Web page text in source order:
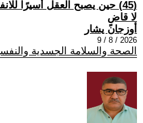
(45) حين يصبح العقل أسيرًا
لا قاضٍ
أوزجان يشار
2026 / 8 / 9
الصحة والسلامة الجسدية